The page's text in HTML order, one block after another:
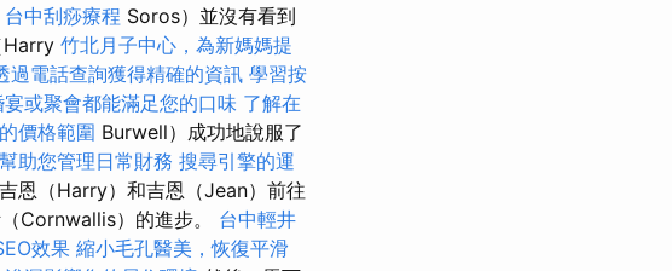
台中刮痧療程 Soros）並沒有看到
Harry 竹北月子中心，為新媽媽提
過電話查詢獲得精確的資訊 學習按
或聚會都能滿足您的口味 了解在
價格範圍 Burwell）成功地說服了
助您管理日常財務 搜尋引擎的運
恩（Harry）和吉恩（Jean）前往
Cornwallis）的進步。 台中輕井
效果 縮小毛孔醫美，恢復平滑